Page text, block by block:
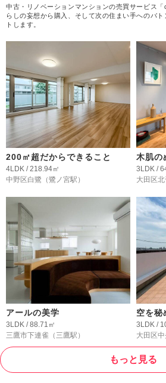
中古・リノベーションマンションの売買サービス
らしの妄想から購入、そして次の住まい手へのバ
トします。
200㎡超だからできること
4LDK / 218.94㎡
中野区白鷺 （鷺ノ宮駅）
木肌の
3LDK /
大田区
アールの美学
3LDK / 88.71㎡
三鷹市下連雀 （三鷹駅）
空を秘
3LDK /
大田区
もっと見る